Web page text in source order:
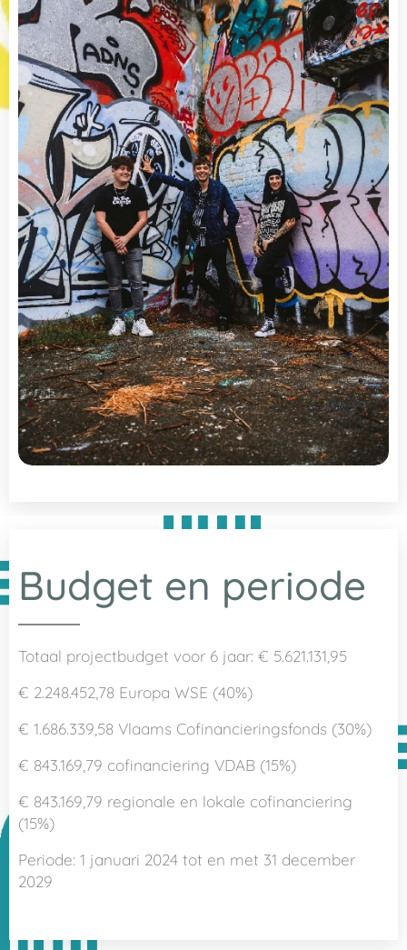
Budget en periode
Totaal projectbudget voor 6 jaar: € 5.621.131,95
€ 2.248.452,78 Europa WSE (40%)
€ 1.686.339,58 Vlaams Cofinancieringsfonds (30%)
€ 843.169,79 cofinanciering VDAB (15%)
€ 843.169,79 regionale en lokale cofinanciering
(15%)
Periode: 1 januari 2024 tot en met 31 december
2029